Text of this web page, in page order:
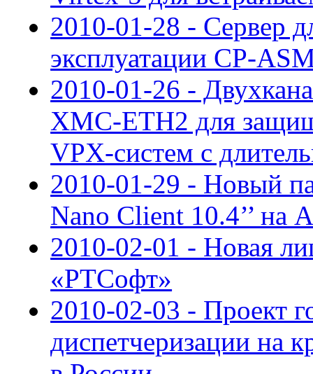
2010-01-28 - Сервер
эксплуатации CP-
2010-01-26 -
XMC-ETH2 для
VPX-систем с
2010-01-29 - Новый
Nano Client 10.4’’ на
2010-02-01 - Новая
«РТСофт»
2010-02-03 - Проект
диспетчеризации на